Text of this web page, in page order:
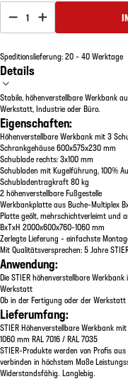
1
Speditionslieferung: 20 - 40 Werktage
Details
Stabile, höhenverstellbare Werkbank
Werkstatt, Industrie oder Büro.
Eigenschaften:
Höhenverstellbare Werkbank mit 3
Schrankgehäuse 600x575x230 mm
Schublade rechts: 3x100 mm
Schubladen mit Kugelführung, 100%
Schubladentragkraft 80 kg
2 höhenverstellbare Fußgestelle
Werkbankplatte aus Buche-Multiplex
Platte geölt, mehrschichtverleimt und
BxTxH 2000x600x760-1060 mm
Zerlegte Lieferung - einfachste
Mit Qualitätsversprechen: 5 Jahre
Anwendung:
Die STIER höhenverstellbare
Werkstatt
Ob in der Fertigung oder der
Lieferumfang:
STIER Höhenverstellbare Werkbank
1060 mm RAL 7016 / RAL 7035
STIER-Produkte werden von Profis
verbinden in höchstem Maße
Widerstandsfähig. Langlebig.